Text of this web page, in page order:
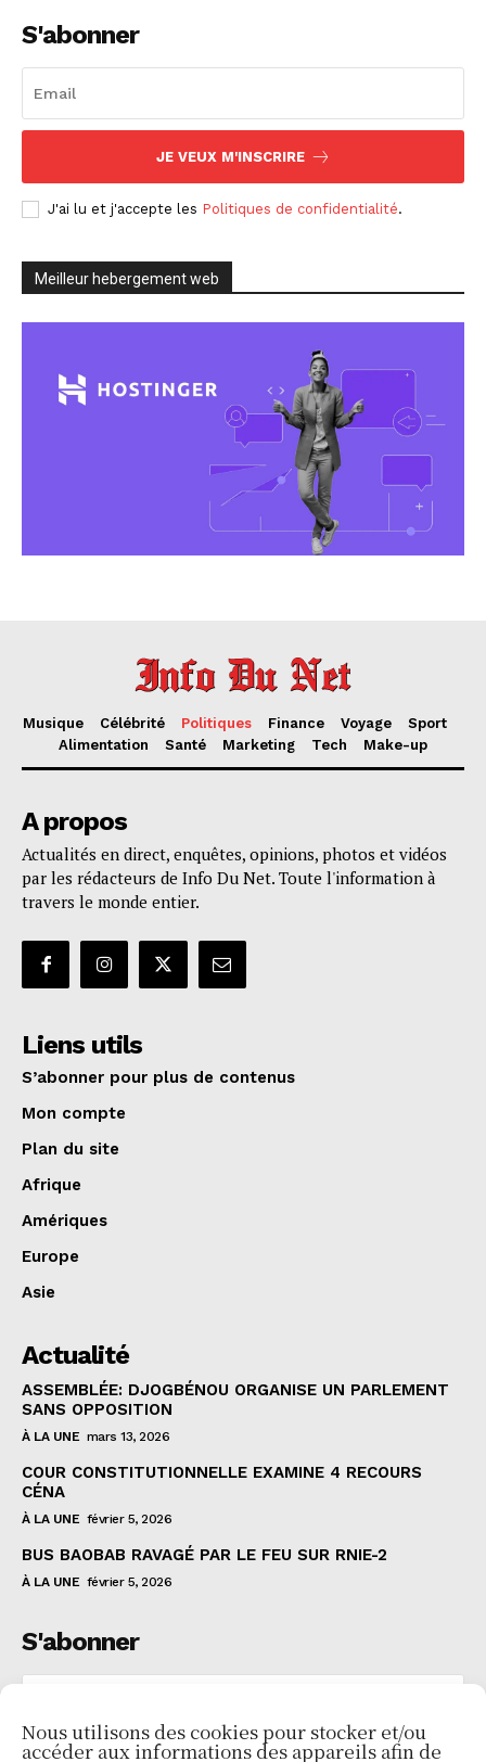
Nous utilisons des cookies pour stocker et/ou
accéder aux informations des appareils afin de
S'abonner
JE VEUX M'INSCRIRE
J'ai lu et j'accepte les Politiques de confidentialité.
Meilleur hebergement web
Musique Célébrité Politiques Finance Voyage
Sport
Alimentation
Santé Marketing Tech Make-up
A propos
Actualités en direct, enquêtes, opinions, photos et vidéos
par les rédacteurs de Info Du Net. Toute l'information à
travers le monde entier.
Liens utils
S’abonner pour plus de contenus
Mon compte
Plan du site
Afrique
Amériques
Europe
Asie
Actualité
ASSEMBLÉE: DJOGBÉNOU ORGANISE UN PARLEMENT
SANS OPPOSITION
À LA UNE mars 13, 2026
COUR CONSTITUTIONNELLE EXAMINE 4 RECOURS
CÉNA
À LA UNE février 5, 2026
BUS BAOBAB RAVAGÉ PAR LE FEU SUR RNIE-2
À LA UNE février 5, 2026
S'abonner